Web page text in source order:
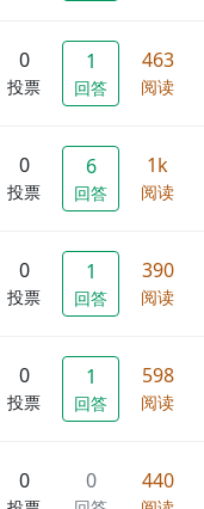
0
投票
1
回答
463
阅读
0
投票
6
回答
1k
阅读
0
投票
1
回答
390
阅读
0
投票
1
回答
598
阅读
0 0 440